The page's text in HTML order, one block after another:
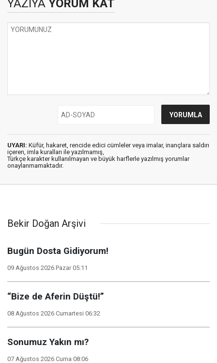
YAZIYA YORUM KAT
UYARI: Küfür, hakaret, rencide edici cümleler veya imalar, inançlara saldırı
içeren, imla kuralları ile yazılmamış,
Türkçe karakter kullanılmayan ve büyük harflerle yazılmış yorumlar
onaylanmamaktadır.
Bekir Doğan Arşivi
Bugün Dosta Gidiyorum!
09 Ağustos 2026 Pazar 05:11
“Bize de Aferin Düştü!”
08 Ağustos 2026 Cumartesi 06:32
Sonumuz Yakın mı?
07 Ağustos 2026 Cuma 08:06